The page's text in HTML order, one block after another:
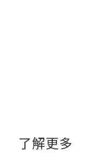
了解更多